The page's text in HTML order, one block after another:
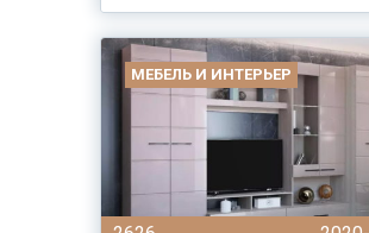
МЕБЕЛЬ И ИНТЕРЬЕР